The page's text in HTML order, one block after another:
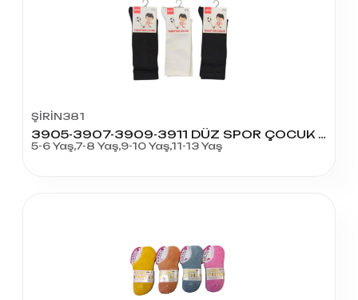
ŞİRİN381
3905-3907-3909-3911 DÜZ SPOR ÇOCUK ÇORAP
5-6 Yaş,7-8 Yaş,9-10 Yaş,11-13 Yaş